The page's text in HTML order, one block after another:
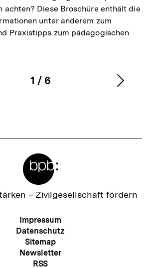
achten? Diese Broschüre enthält die
unter anderem zum
Praxistipps zum pädagogischen
Karussellinhalt
1
von
/ 6
– Zivilgesellschaft fördern
Meta-
Navigation
Impressum
Datenschutz
Sitemap
Newsletter
RSS